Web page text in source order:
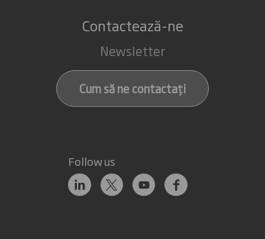
Contactează-ne
Newsletter
Cum să ne contactați
Follow us